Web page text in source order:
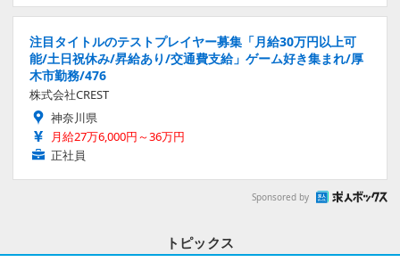
注目タイトルのテストプレイヤー募集「月給30万円以上可
能/土日祝休み/昇給あり/交通費支給」ゲーム好き集まれ/厚
木市勤務/476
株式会社CREST
神奈川県
月給27万6,000円～36万円
正社員
Sponsored by
トピックス